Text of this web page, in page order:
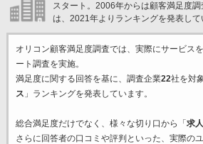
スタート。2006年からは顧客満足度
は、2021年よりランキングを発表して
オリコン顧客満足度調査では、実際にサービス
ート調査を実施。
満足度に関する回答を基に、調査企業22社を対
ス 」ランキングを発表しています。
総合満足度だけでなく、様々な切り口から「 求
さらに回答者の口コミや評判といった、実際の